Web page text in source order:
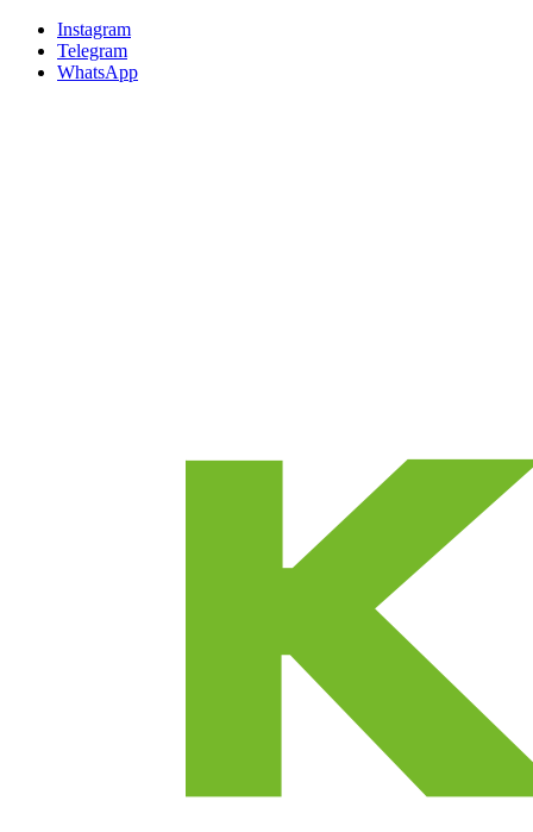
Instagram
Telegram
WhatsApp